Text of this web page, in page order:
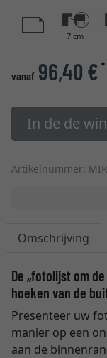
7 cm
vanaf 96,40 €*
In de de
Artikelnummer:
Omschrijving
De „fotolijst om
hoeken van de
Presenteer uw
manier op een
aan de